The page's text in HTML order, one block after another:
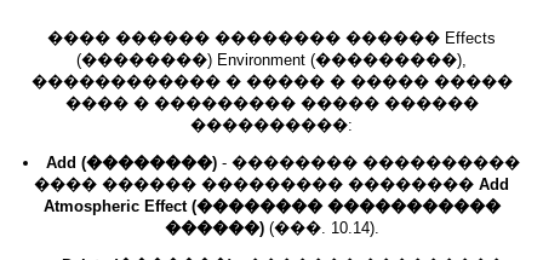
���� ������ �������� ������ Effects
(��������) Environment (���������),
������������ � ����� � ����� �����
���� � ��������� ����� ������
����������:
Add (��������) - �������� ����������
���� ������ ��������� �������� Add
Atmospheric Effect (�������� �����������
������)(���. 10.14).